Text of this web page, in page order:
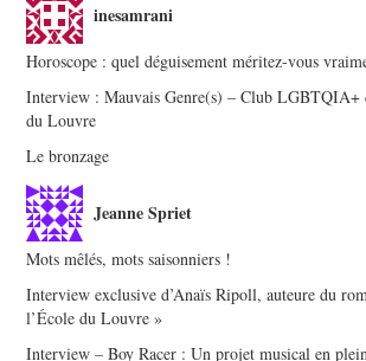
inesamrani
Horoscope : quel déguisement méritez-vous
Interview : Mauvais Genre(s) – Club LGBTQIA+
du Louvre
Le bronzage
Jeanne Spriet
Mots mêlés, mots saisonniers !
Interview exclusive d’Anaïs Ripoll, auteure du
l’École du Louvre »
Interview – Boy Racer : Un projet musical en